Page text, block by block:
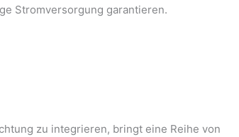
Stromversorgung garantieren.
zu integrieren, bringt eine Reihe von